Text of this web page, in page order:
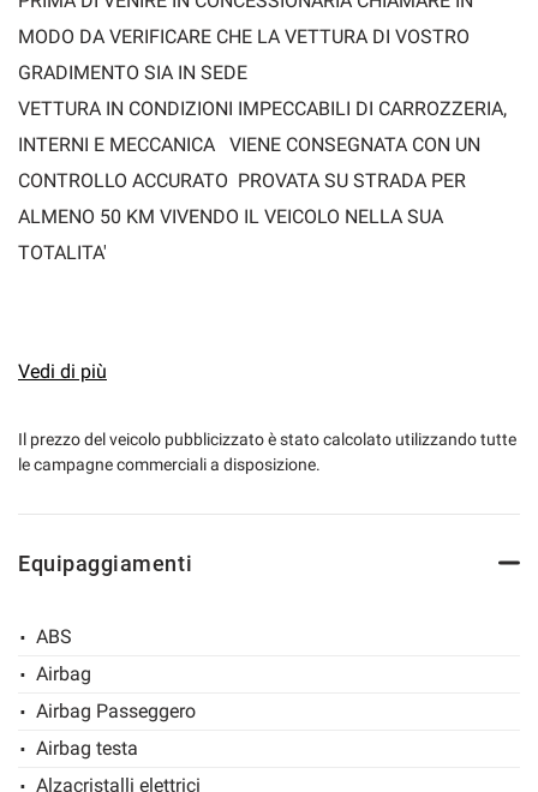
MODO DA VERIFICARE CHE LA VETTURA DI VOSTRO
GRADIMENTO SIA IN SEDE
VETTURA IN CONDIZIONI IMPECCABILI DI CARROZZERIA,
INTERNI E MECCANICA VIENE CONSEGNATA CON UN
CONTROLLO ACCURATO PROVATA SU STRADA PER
ALMENO 50 KM VIVENDO IL VEICOLO NELLA SUA
TOTALITA'
TELEFONO!
• Prezzo di vendita Marro automobili € 18.950,00+
passaggio di proprietà + Garanzia Mapfre Valencia 12
DISPLAY
SENSORI PARKEGGIO POSTERIORI
5 POSTI
4X4
SEDILI POSTERIORI SDOPPIATI
Vedi di più
Il prezzo del veicolo pubblicizzato è stato calcolato utilizzando tutte
le campagne commerciali a disposizione.
Equipaggiamenti
ABS
Airbag
Airbag Passeggero
Airbag testa
Alzacristalli elettrici